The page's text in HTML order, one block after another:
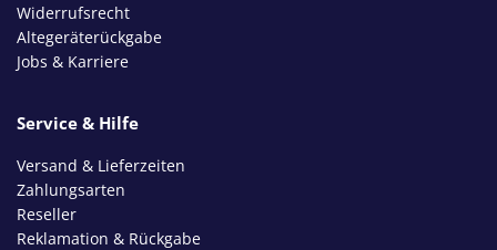
Widerrufsrecht
Altegeräterückgabe
Jobs & Karriere
Service & Hilfe
Versand & Lieferzeiten
Zahlungsarten
Reseller
Reklamation & Rückgabe